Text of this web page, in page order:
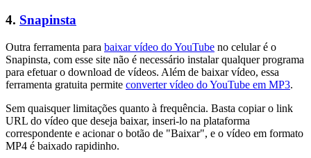
4. Snapinsta
Outra ferramenta para baixar vídeo do YouTube no celular é o
Snapinsta, com esse site não é necessário instalar qualquer programa
para efetuar o download de vídeos. Além de baixar vídeo, essa
ferramenta gratuita permite converter vídeo do YouTube em MP3.
Sem quaisquer limitações quanto à frequência. Basta copiar o link
URL do vídeo que deseja baixar, inseri-lo na plataforma
correspondente e acionar o botão de "Baixar", e o vídeo em formato
MP4 é baixado rapidinho.